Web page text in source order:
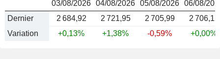
03/08/2026 04/08/2026 05/08/2026 06/08/
Dernier
2 684,92 2 721,95 2 705,99
2 706,12
Variation
+0,13% +1,38% -0,59% +0,00%